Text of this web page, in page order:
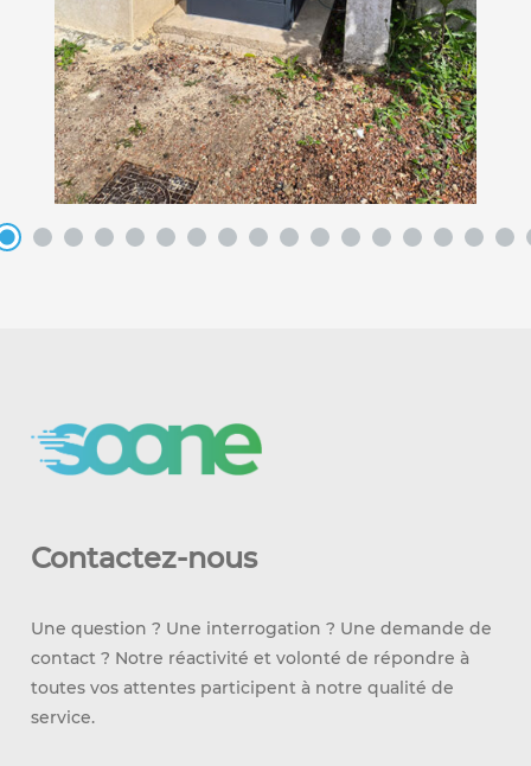
Contactez-nous
Une question ? Une interrogation ? Une demande de
contact ? Notre réactivité et volonté de répondre à
toutes vos attentes participent à notre qualité de
service.